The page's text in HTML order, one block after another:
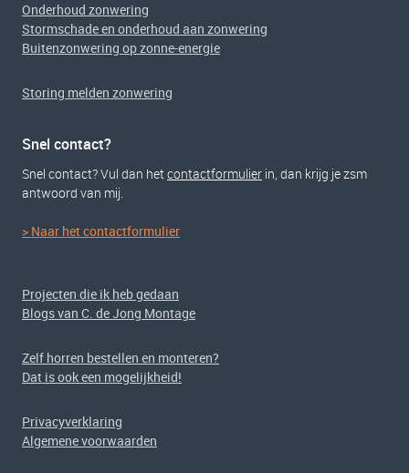
Onderhoud zonwering
Stormschade en onderhoud aan zonwering
Buitenzonwering op zonne-energie
Storing melden zonwering
Snel contact?
Snel contact? Vul dan hetcontactformulier in, dan krijg je zsm
antwoord van mij.
> Naar het contactformulier
Projecten die ik heb gedaan
Blogs van C. de Jong Montage
Zelf horren bestellen en monteren?
Dat is ook een mogelijkheid!
Privacyverklaring
Algemene voorwaarden